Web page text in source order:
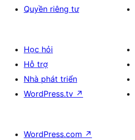
Quyền riêng tư
Học hỏi
Hỗ trợ
Nhà phát triển
WordPress.tv ↗
WordPress.com ↗